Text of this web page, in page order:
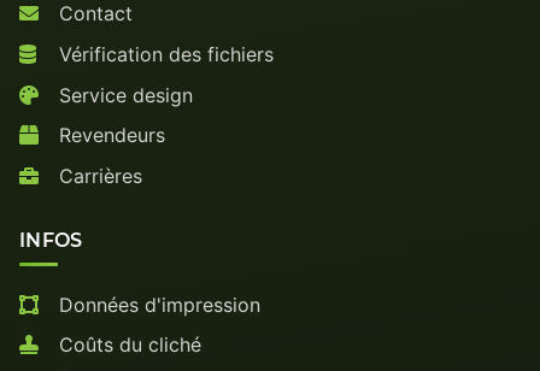
Contact
Vérification des fichiers
Service design
Revendeurs
Carrières
INFOS
Données d'impression
Coûts du cliché